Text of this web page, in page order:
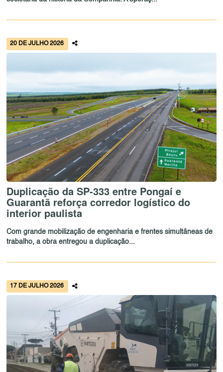
20 DE JULHO 2026
Duplicação da SP-333 entre Pongaí e
Guarantã reforça corredor logístico do
interior paulista
Com grande mobilização de engenharia e frentes simultâneas de
trabalho, a obra entregou a duplicação...
17 DE JULHO 2026